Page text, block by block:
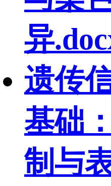
异
遗传
基础
制与